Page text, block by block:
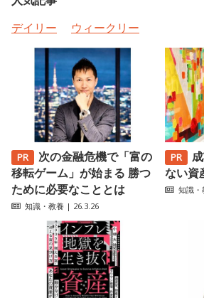
デイリー
ウィークリー
次の金融危機で「富の
移転ゲーム」が始まる 勝つ
ために必要なこととは
知識・教養 | 26.3.26
ない資
知識・